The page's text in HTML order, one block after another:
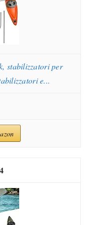
stabilizzatori per
e...
4